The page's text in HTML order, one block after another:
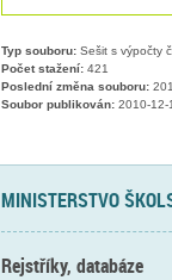
Typ souboru:Sešit s výpočty
Počet stažení:421
Poslední změna souboru:
Soubor publikován:2010-12-
MINISTERSTVO
Rejstříky, databáze